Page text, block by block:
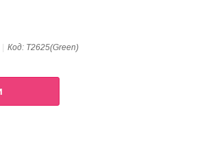
Код: T2625(Green)